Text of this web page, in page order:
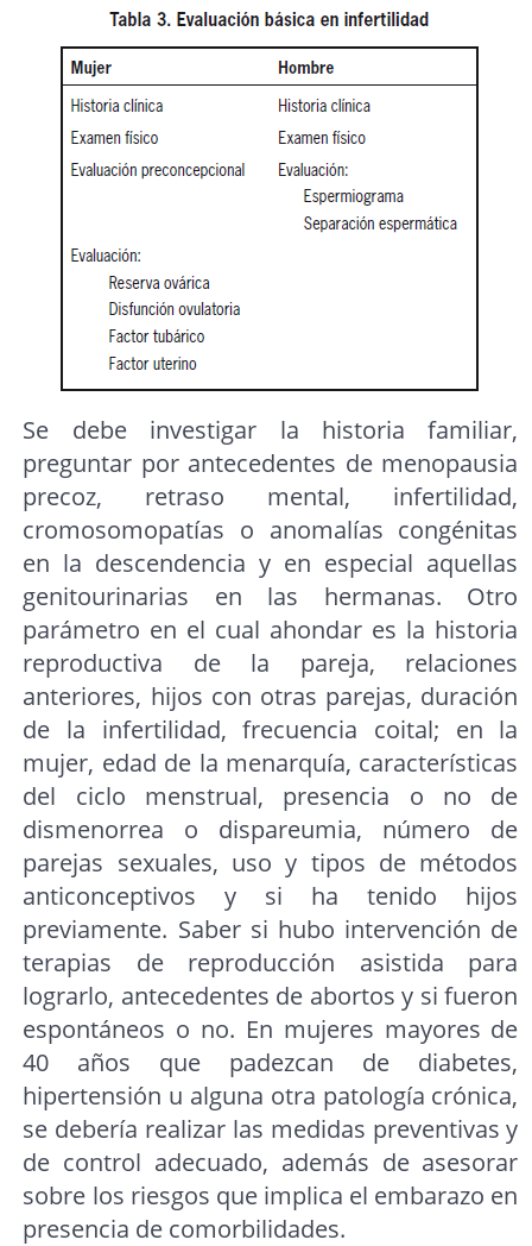
Se debe investigar la historia familiar,
preguntar por antecedentes de menopausia
precoz, retraso mental, infertilidad,
cromosomopatías o anomalías congénitas
en la descendencia y en especial aquellas
genitourinarias en las hermanas. Otro
parámetro en el cual ahondar es la historia
reproductiva de la pareja, relaciones
anteriores, hijos con otras parejas, duración
de la infertilidad, frecuencia coital; en la
mujer, edad de la menarquía, características
del ciclo menstrual, presencia o no de
dismenorrea o dispareumia, número de
parejas sexuales, uso y tipos de métodos
anticonceptivos y si ha tenido hijos
previamente. Saber si hubo intervención de
terapias de reproducción asistida para
lograrlo, antecedentes de abortos y si fueron
espontáneos o no. En mujeres mayores de
40 años que padezcan de diabetes,
hipertensión u alguna otra patología crónica,
se debería realizar las medidas preventivas y
de control adecuado, además de asesorar
sobre los riesgos que implica el embarazo en
presencia de comorbilidades.